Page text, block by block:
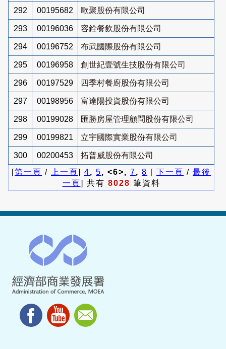
292 00195682 歐聚股份有限公司
293 00196036 容銓餐飲股份有限公司
294 00196752 布武國際股份有限公司
295 00196958 創世紀壹號生技股份有限公司
296 00197529 四季村餐廚股份有限公司
297 00198956 富達陽投資股份有限公司
298 00199028 匯勝房屋管理顧問股份有限公司
299 00199821 立宇國際實業股份有限公司
300 00200453
拓普威股份有限公司
[第一頁 / 上一頁] 4, 5, <6>, 7, 8 [ 下一頁 / 最後
一頁] 共有 8028 筆資料